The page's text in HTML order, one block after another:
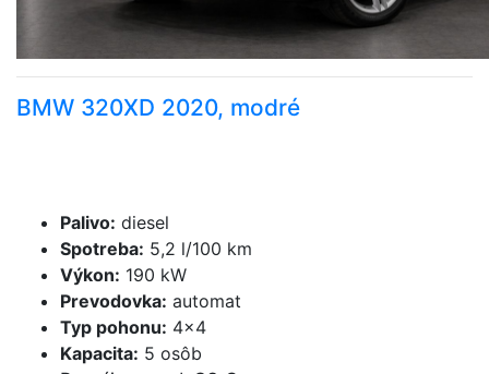
BMW 320XD 2020, modré
Palivo: diesel
Spotreba: 5,2 l/100 km
Výkon: 190 kW
Prevodovka: automat
Typ pohonu: 4×4
Kapacita: 5 osôb